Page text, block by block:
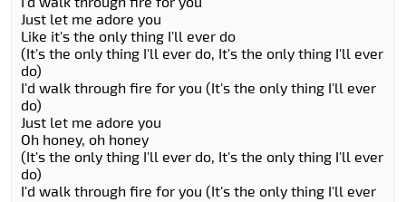
Just let me adore you
Like it's the only thing I'll ever do
(It's the only thing I'll ever do, It's the only thing I'll ever
do)
I'd walk through fire for you (It's the only thing I'll ever
do)
Just let me adore you
Oh honey, oh honey
(It's the only thing I'll ever do, It's the only thing I'll ever
do)
I'd walk through fire for you (It's the only thing I'll ever